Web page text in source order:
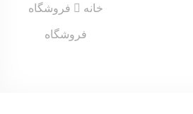
خانه
فروشگاه
فروشگاه